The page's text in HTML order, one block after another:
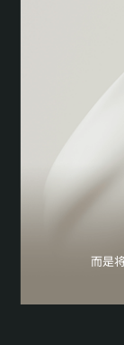
而是